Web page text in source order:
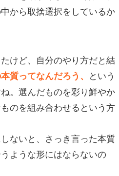
から取捨選択をしているか
けど、自分のやり方だと結
質ってなんだろう、 という
。選んだものを彩り鮮やか
のを組み合わせるという方
ないと、さっき言った本質
ような形にはならないの